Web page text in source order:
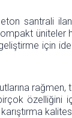
santrali
üniteler
için
rağmen,
özelliğini